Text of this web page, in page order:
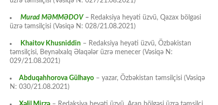
Murad MƏMMƏDOV – Redaksiya heyəti üzvü, Qazax bölgəsi
üzrə təmsilçisi (Vəsiqə N: 028/21.08.2021)
Khaitov Khusniddin – Redaksiya heyəti üzvü, Özbəkistan
təmsilçisi, Beynəlxalq Əlaqələr üzrə menecer (Vəsiqə N:
029/21.08.2021)
Abduqahhorova Gülhayo – yazar, Özbəkistan təmsilçisi (Vəsiqə
N: 030/21.08.2021)